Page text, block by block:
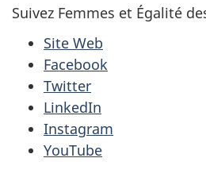
Suivez Femmes et Égalité
Site Web
Facebook
Twitter
LinkedIn
Instagram
YouTube